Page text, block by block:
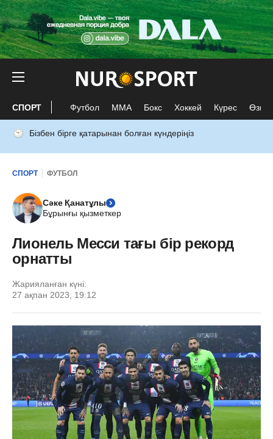
СПОРТ Футбол ММА Бокс Хоккей Күрес Өзге
Бізбен бірге қатарынан болған күндеріңіз
СПОРТ ФУТБОЛ
Сәке Қанатұлы
Бұрынғы қызметкер
Лионель Месси тағы бір рекорд
орнатты
Жарияланған күні:
27 ақпан 2023, 19:12